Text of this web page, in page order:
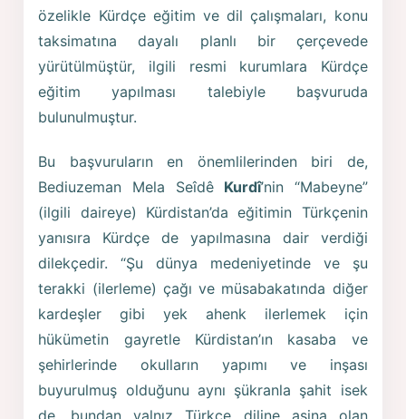
özelikle Kürdçe eğitim ve dil çalışmaları, konu
taksimatına dayalı planlı bir çerçevede
yürütülmüştür, ilgili resmi kurumlara Kürdçe
eğitim yapılması talebiyle başvuruda
bulunulmuştur.
Bu başvuruların en önemlilerinden biri de,
Bediuzeman Mela Seîdê Kurdî’nin “Mabeyne”
(ilgili daireye) Kürdistan’da eğitimin Türkçenin
yanısıra Kürdçe de yapılmasına dair verdiği
dilekçedir. “Şu dünya medeniyetinde ve şu
terakki (ilerleme) çağı ve müsabakatında diğer
kardeşler gibi yek ahenk ilerlemek için
hükümetin gayretle Kürdistan’ın kasaba ve
şehirlerinde okulların yapımı ve inşası
buyurulmuş olduğunu aynı şükranla şahit isek